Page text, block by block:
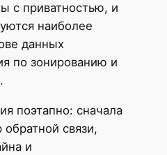
с приватностью, и
наиболее
данных
по зонированию и
поэтапно: сначала
обратной связи,
и